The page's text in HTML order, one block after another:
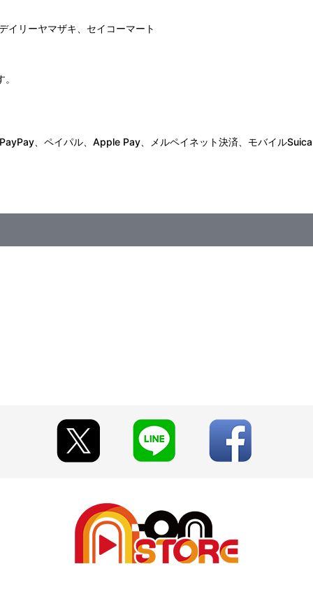
イリーヤマザキ、セイコーマート
、ペイパル、Apple Pay、メルペイネット決済、モバイルSuica